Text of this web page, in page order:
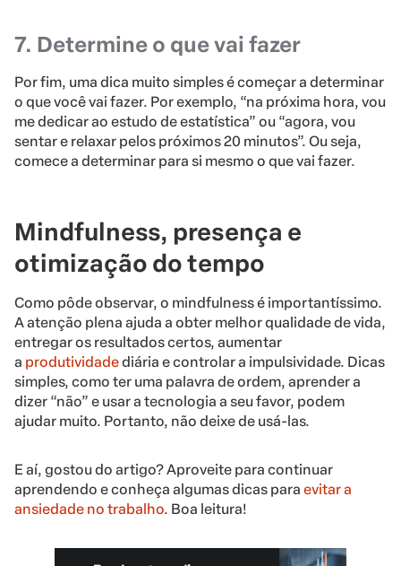
7. Determine o que vai fazer
Por fim, uma dica muito simples é começar a determinar
o que você vai fazer. Por exemplo, “na próxima hora, vou
me dedicar ao estudo de estatística” ou “agora, vou
sentar e relaxar pelos próximos 20 minutos”. Ou seja,
comece a determinar para si mesmo o que vai fazer.
Mindfulness, presença e
otimização do tempo
Como pôde observar, o mindfulness é importantíssimo.
A atenção plena ajuda a obter melhor qualidade de vida,
entregar os resultados certos, aumentar
a produtividadediária e controlar a impulsividade. Dicas
simples, como ter uma palavra de ordem, aprender a
dizer “não” e usar a tecnologia a seu favor, podem
ajudar muito. Portanto, não deixe de usá-las.
E aí, gostou do artigo? Aproveite para continuar
aprendendo e conheça algumas dicas para evitar a
ansiedade no trabalho. Boa leitura!